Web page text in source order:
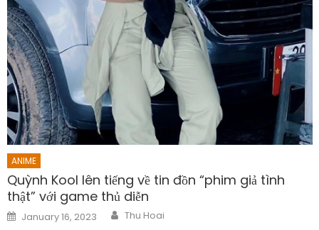
ANIME
Quỳnh Kool lên tiếng về tin đồn “phim giả tình
thật” với game thủ diễn
Posted
on
January 16, 2023 Author
Thu Hoai